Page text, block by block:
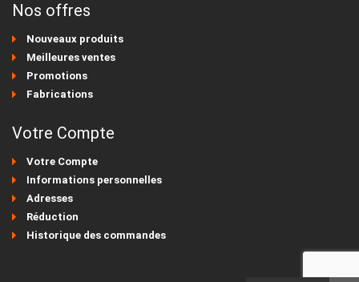
Nos offres
Nouveaux produits
Meilleures ventes
Promotions
Fabrications
Votre Compte
Votre Compte
Informations personnelles
Adresses
Réduction
Historique des commandes